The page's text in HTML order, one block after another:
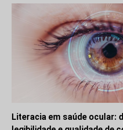
Literacia em saúde ocular: